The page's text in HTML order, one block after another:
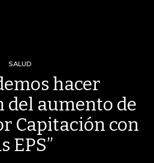
SALUD
hacer
del aumento de
Capitación con
EPS”